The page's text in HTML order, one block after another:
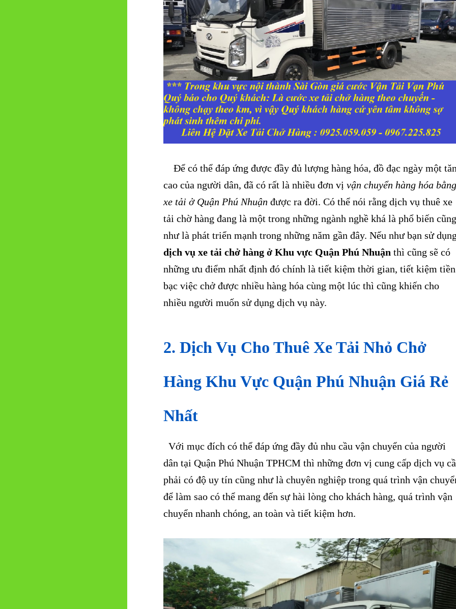
Để có thể đáp ứng được đầy đủ lượng hàng hóa, đồ đạc ngày một
cao của người dân, đã có rất là nhiều đơn vị vận chuyển hàng hóa bằng
xe tải ở Quận Phú Nhuận được ra đời. Có thể nói rằng dịch vụ thuê xe
tải chờ hàng đang là một trong những ngành nghề khá là phổ biến cũng
như là phát triển mạnh trong những năm gần đây. Nếu như bạn sử
dịch vụ xe tải chở hàng ở Khu vực Quận Phú Nhuận thì cũng sẽ có
những ưu điểm nhất định đó chính là tiết kiệm thời gian, tiết kiệm tiền
bạc việc chở được nhiều hàng hóa cùng một lúc thì cũng khiến cho
nhiều người muốn sử dụng dịch vụ này.
2. Dịch Vụ Cho Thuê Xe Tải Nhỏ Chở
Hàng Khu Vực Quận Phú Nhuận Giá Rẻ
Nhất
Với mục đích có thể đáp ứng đầy đủ nhu cầu vận chuyển của người
dân tại Quận Phú Nhuận TPHCM thì những đơn vị cung cấp dịch vụ
phải có độ uy tín cũng như là chuyên nghiệp trong quá trình vận
để làm sao có thể mang đến sự hài lòng cho khách hàng, quá trình vận
chuyển nhanh chóng, an toàn và tiết kiệm hơn.